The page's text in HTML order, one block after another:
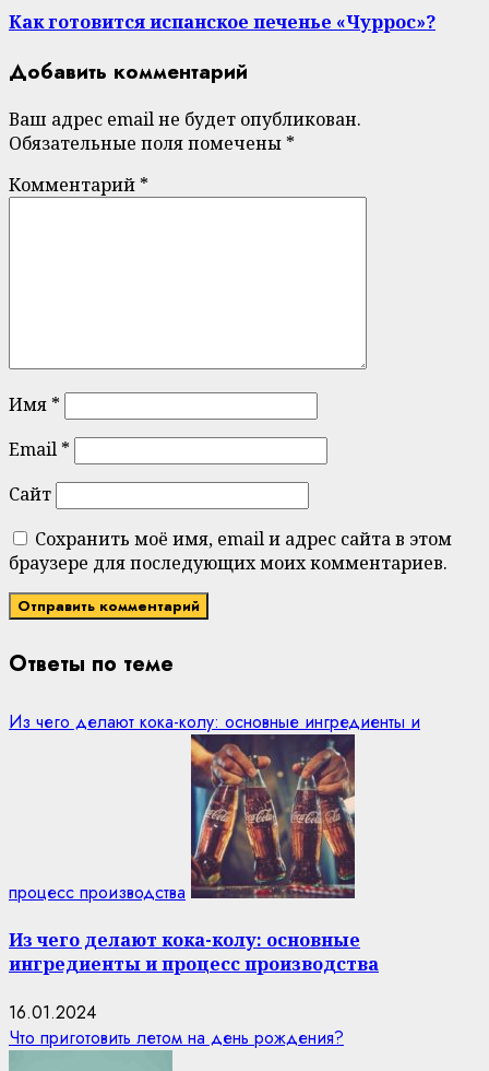
Как готовится испанское печенье «Чуррос»?
Добавить комментарий
Ваш адрес email не будет опубликован.
Обязательные поля помечены *
Комментарий *
Имя *
Email *
Сайт
Сохранить моё имя, email и адрес сайта в этом
браузере для последующих моих комментариев.
Ответы по теме
Из чего делают кока-колу: основные ингредиенты и
процесс производства
Из чего делают кока-колу: основные
ингредиенты и процесс производства
16.01.2024
Что приготовить летом на день рождения?